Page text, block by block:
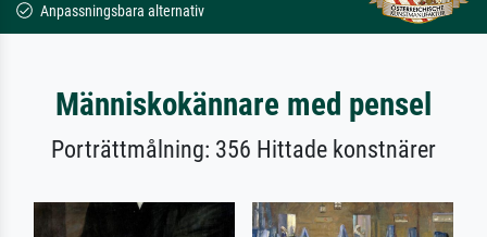
Anpassningsbara alternativ
Människokännare med pensel
Porträttmålning: 356 Hittade konstnärer